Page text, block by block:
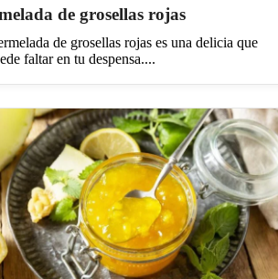
de grosellas rojas
de grosellas rojas es una delicia que
faltar en tu despensa....